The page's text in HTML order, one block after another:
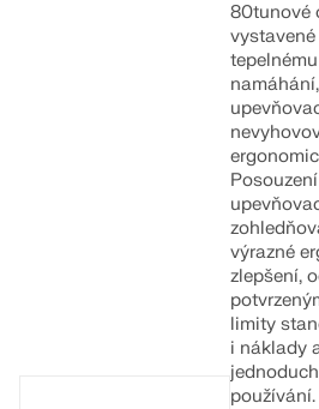
80tunové
výrazné
zlepšení,
limity
i náklady
používání.